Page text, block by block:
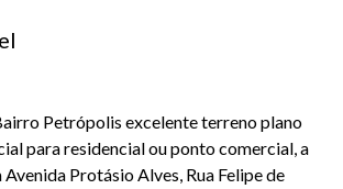
Petrópolis excelente terreno plano
para residencial ou ponto comercial, a
Protásio Alves, Rua Felipe de